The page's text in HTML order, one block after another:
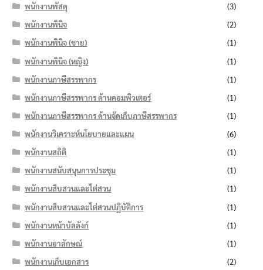
พนักงานพัสดุ
(3)
พนักงานพินิจ
(2)
พนักงานพินิจ (ชาย)
(1)
พนักงานพินิจ (หญิง)
(1)
พนักงานภาษีสรรพากร
(1)
พนักงานภาษีสรรพากร ด้านคอมพิวเตอร์
(1)
พนักงานภาษีสรรพากร ด้านจัดเก็บภาษีสรรพากร
(1)
พนักงานวิเคราะห์นโยบายและแผน
(6)
พนักงานสถิติ
(1)
พนักงานสนับสนุนการประชุม
(1)
พนักงานสืบสวนและไต่สวน
(1)
พนักงานสืบสวนและไต่สวนปฏิบัติการ
(1)
พนักงานหน้าบัลลังก์
(1)
พนักงานอาลักษณ์
(1)
พนักงานเก็บเอกสาร
(2)